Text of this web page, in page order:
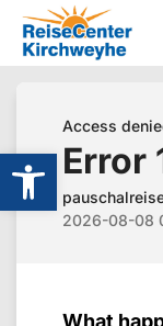
Werkzeugleiste öffnen